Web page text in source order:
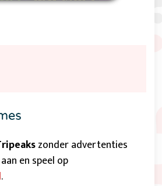
zonder advertenties
en speel op
.